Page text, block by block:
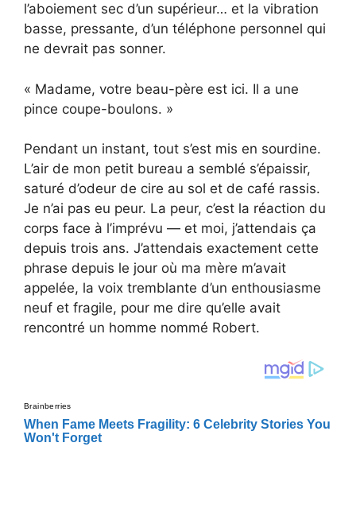
l’aboiement sec d’un supérieur… et la vibration
basse, pressante, d’un téléphone personnel qui
ne devrait pas sonner.
« Madame, votre beau-père est ici. Il a une
pince coupe-boulons. »
Pendant un instant, tout s’est mis en sourdine.
L’air de mon petit bureau a semblé s’épaissir,
saturé d’odeur de cire au sol et de café rassis.
Je n’ai pas eu peur. La peur, c’est la réaction du
corps face à l’imprévu — et moi, j’attendais ça
depuis trois ans. J’attendais exactement cette
phrase depuis le jour où ma mère m’avait
appelée, la voix tremblante d’un enthousiasme
neuf et fragile, pour me dire qu’elle avait
rencontré un homme nommé Robert.